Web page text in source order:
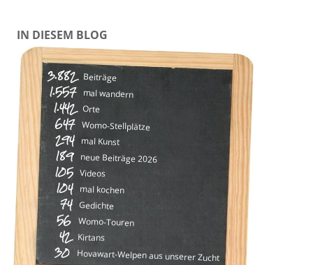
IN DIESEM BLOG
3.882 Beiträge
1.557 mal wandern
1.442 Orte
647 Womo-Stellplätze
294 mal Kunst
189 neue Beiträge 2026
105 Videos
104 mal kochen
74 Gedichte
56 Womo-Touren
42 Kirtans
30 Hovawart-Welpen aus unserer Zucht